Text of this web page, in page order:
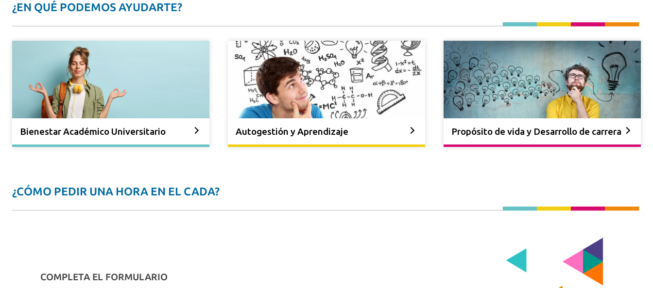
¿EN QUÉ PODEMOS AYUDARTE?
Bienestar Académico Universitario Autogestión y Aprendizaje Propósito de vida y Desarrollo de carrera
¿CÓMO PEDIR UNA HORA EN EL CADA?
COMPLETA EL FORMULARIO